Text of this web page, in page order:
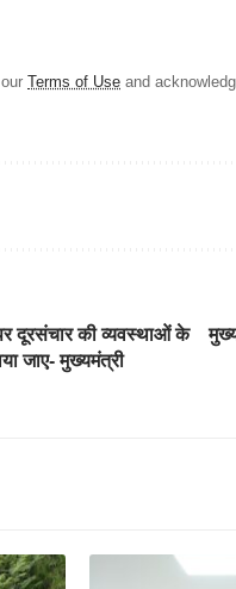
Terms of Use and
पर दूरसंचार की व्यवस्थाओं के
जाए- मुख्यमंत्री